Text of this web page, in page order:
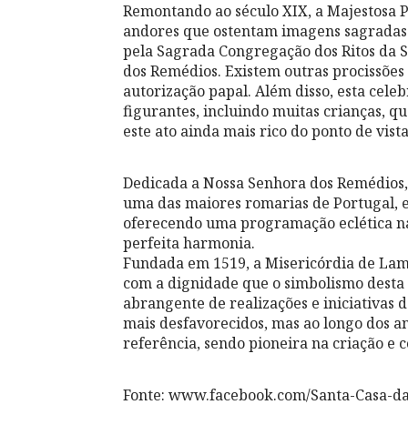
Remontando ao século XIX, a
andores que ostentam imagens
pela Sagrada Congregação dos Ritos
dos Remédios. Existem outras
autorização papal. Além disso, esta
figurantes, incluindo muitas crianças,
este ato ainda mais rico do ponto de
Dedicada a Nossa Senhora dos
uma das maiores romarias de Portugal,
oferecendo uma programação eclética
perfeita harmonia.
Fundada em 1519, a Misericórdia de
com a dignidade que o simbolismo
abrangente de realizações e iniciativas
mais desfavorecidos, mas ao longo dos
referência, sendo pioneira na criação e
Fonte: www.facebook.com/Santa-Casa-